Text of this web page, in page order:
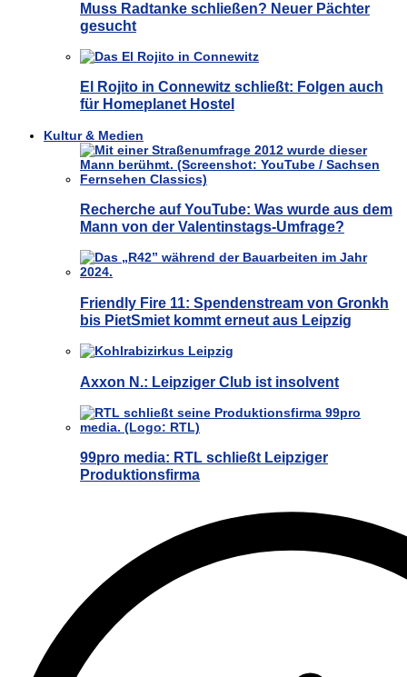
Muss Radtanke schließen? Neuer Pächter
gesucht
El Rojito in Connewitz schließt: Folgen auch
für Homeplanet Hostel
Kultur & Medien
Recherche auf YouTube: Was wurde aus dem
Mann von der Valentinstags-Umfrage?
Friendly Fire 11: Spendenstream von Gronkh
bis PietSmiet kommt erneut aus Leipzig
Axxon N.: Leipziger Club ist insolvent
99pro media: RTL schließt Leipziger
Produktionsfirma